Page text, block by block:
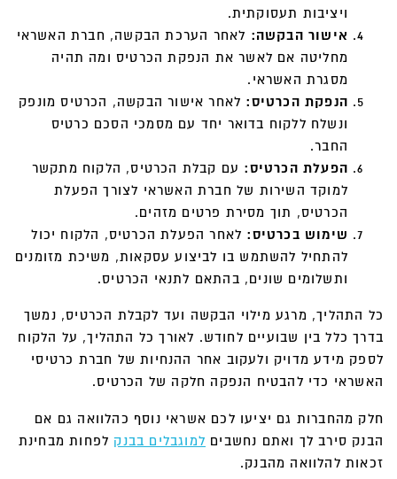
ויציבות תעסוקתית.
אישור הבקשה: לאחר הערכת הבקשה, חברת האשראי
מחליטה אם לאשר את הנפקת הכרטיס ומה תהיה
מסגרת האשראי.
הנפקת הכרטיס: לאחר אישור הבקשה, הכרטיס מונפק
ונשלח ללקוח בדואר יחד עם מסמכי הסכם כרטיס
החבר.
הפעלת הכרטיס: עם קבלת הכרטיס, הלקוח מתקשר
למוקד השירות של חברת האשראי לצורך הפעלת
הכרטיס, תוך מסירת פרטים מזהים.
שימוש בכרטיס: לאחר הפעלת הכרטיס, הלקוח יכול
להתחיל להשתמש בו לביצוע עסקאות, משיכת מזומנים
ותשלומים שונים, בהתאם לתנאי הכרטיס.
כל התהליך, מרגע מילוי הבקשה ועד לקבלת הכרטיס, נמשך
בדרך כלל בין שבועיים לחודש. לאורך כל התהליך, על הלקוח
לספק מידע מדויק ולעקוב אחר ההנחיות של חברת כרטיסי
האשראי כדי להבטיח הנפקה חלקה של הכרטיס.
חלק מהחברות גם יציעו לכם אשראי נוסף כהלוואה גם אם
הבנק סירב לך ואתם נחשבים למוגבלים בבנקלפחות מבחינת
זכאות להלוואה מהבנק.